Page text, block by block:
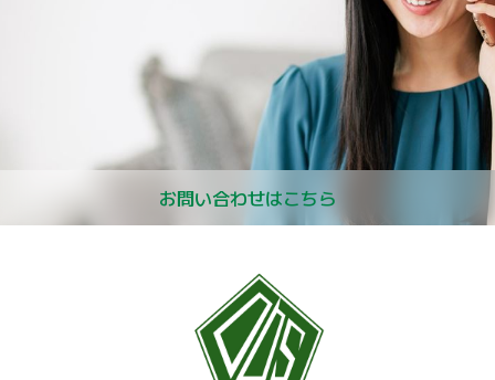
お問い合わせはこちら